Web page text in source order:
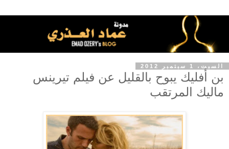
السبت، 1 سبتمبر 2012
بن أفليك يبوح بالقليل عن فيلم تيرينس
ماليك المرتقب